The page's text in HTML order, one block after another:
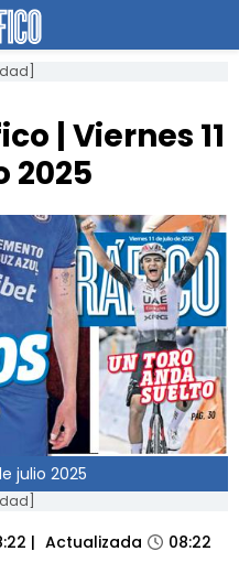
| Viernes 11
2025
julio 2025
| Actualizada 08:22